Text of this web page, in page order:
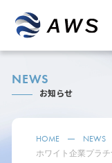
NEWS
お知らせ
HOME
NEWS
ホワイト企業プラ